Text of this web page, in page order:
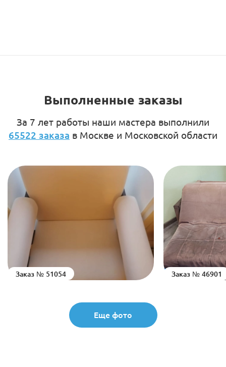
Выполненные заказы
За 7 лет работы наши мастера выполнили
65522 заказа в Москве и Московской области
Заказ № 51054 Заказ № 46901
Еще фото